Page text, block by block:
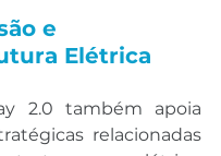
e
Elétrica
2.0 também apoia
relacionadas